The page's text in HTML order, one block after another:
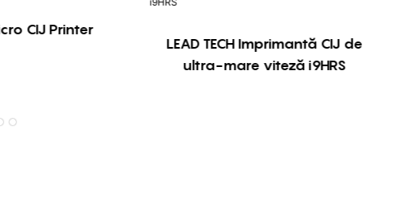
CIJ Printer
LEAD TECH Imprimantă CIJ de
ultra-mare viteză i9HRS